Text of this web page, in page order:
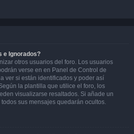
e Ignorados?
otros usuarios del foro. Los usuarios
verse en en Panel de Control de
ver si están identificados y poder así
la plantilla que utilice el foro, los
visualizarse resaltados. Si añade un
sus mensajes quedarán ocultos.